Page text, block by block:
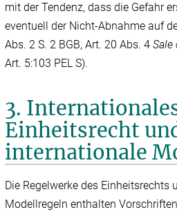
mit der Tendenz, dass die Gefahr
eventuell der Nicht-Abnahme auf
Abs. 2 S. 2 BGB, Art. 20 Abs. 4Sale
Art. 5:103 PEL S).
3.
Einheitsrecht
internationale
Die Regelwerke des Einheitsrechts
Modellregeln enthalten